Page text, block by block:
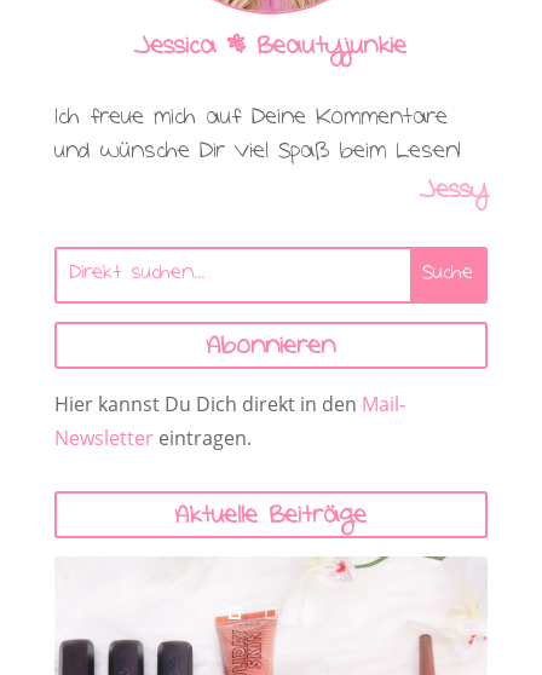
Jessica | Beautyjunkie
Ich freue mich auf Deine Kommentare
und wünsche Dir viel Spaß beim Lesen!
Jessy
Abonnieren
Hier kannst Du Dich direkt in den Mail-
Newslettereintragen.
Aktuelle Beiträge